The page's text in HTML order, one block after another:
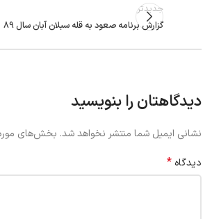
جدیدتر
گزارش برنامه صعود به قله سبلان آبان سال 89
دیدگاهتان را بنویسید
نشانی ایمیل شما منتشر نخواهد شد. بخش‌های
دیدگاه *